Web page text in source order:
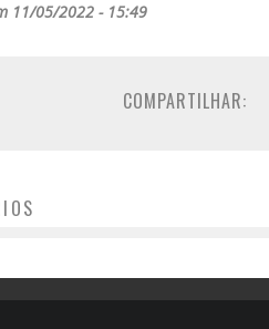
11/05/2022 - 15:49
COMPARTILHAR: